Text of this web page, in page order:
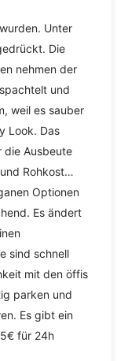
Unter
Die
nehmen der
und
weil es sauber
Look. Das
die Ausbeute
Rohkost…
Optionen
Es ändert
sind schnell
mit den öffis
parken und
Es gibt ein
für 24h